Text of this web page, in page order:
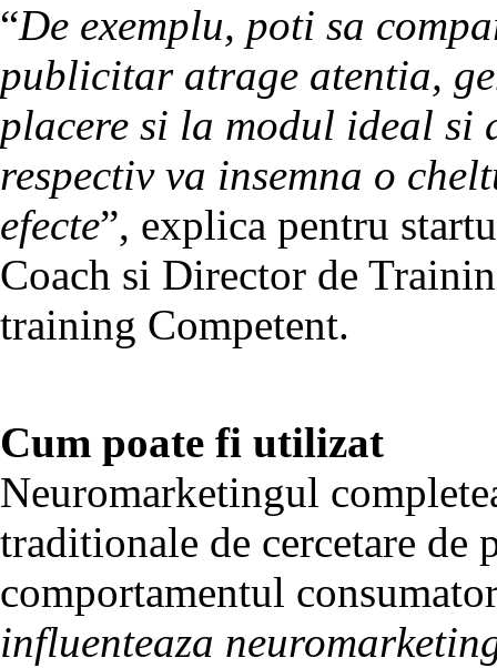
“De exemplu, poti sa
publicitar atrage atentia,
placere si la modul ideal si
respectiv va insemna o
efecte”, explica pentru
Coach si Director de
training Competent.
Cum poate fi utilizat
Neuromarketingul
traditionale de cercetare de
comportamentul
influenteaza